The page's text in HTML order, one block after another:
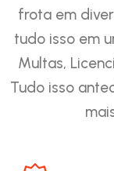
frota em
tudo isso em
Multas,
Tudo isso